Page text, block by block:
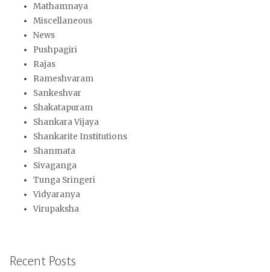
Mathamnaya
Miscellaneous
News
Pushpagiri
Rajas
Rameshvaram
Sankeshvar
Shakatapuram
Shankara Vijaya
Shankarite Institutions
Shanmata
Sivaganga
Tunga Sringeri
Vidyaranya
Virupaksha
Recent Posts